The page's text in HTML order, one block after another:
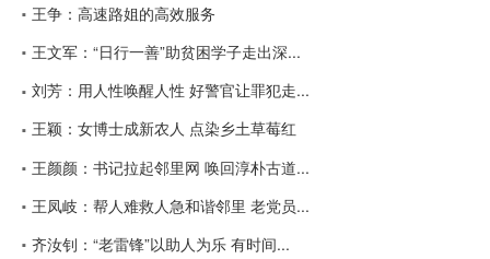
王争：高速路姐的高效服务
王文军：“日行一善”助贫困学子走出深...
刘芳：用人性唤醒人性 好警官让罪犯走...
王颖：女博士成新农人 点染乡土草莓红
王颜颜：书记拉起邻里网 唤回淳朴古道...
王凤岐：帮人难救人急和谐邻里 老党员...
齐汝钊：“老雷锋”以助人为乐 有时间...